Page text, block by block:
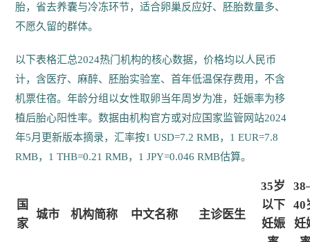
胎，省去养囊与冷冻环节，适合卵巢反应好、胚胎数量多、
不愿久留的群体。
以下表格汇总2024热门机构的核心数据，价格均以人民币
计，含医疗、麻醉、胚胎实验室、首年低温保存费用，不含
机票住宿。年龄分组以女性取卵当年周岁为准，妊娠率为移
植后胎心阳性率。数据由机构官方或对应国家监管网站2024
年5月更新版本摘录，汇率按1 USD=7.2 RMB，1 EUR=7.8
RMB，1 THB=0.21 RMB，1 JPY=0.046 RMB估算。
国
家
城市 机构简称 中文名称 主诊医生
35岁
以下
妊娠
40
妊